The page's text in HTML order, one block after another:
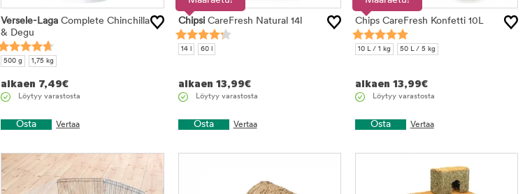
Versele-Laga Complete Chinchilla
& Degu
500 g 1,75 kg
alkaen 7,49€
Löytyy varastosta
Osta Vertaa
ChipsiCareFresh Natural 14l
14 l 60 l
alkaen 13,99€
Löytyy varastosta
Osta Vertaa
Chips CareFresh Konfetti 10L
10 L / 1 kg 50 L / 5 kg
alkaen 13,99€
Löytyy varastosta
Osta Vertaa